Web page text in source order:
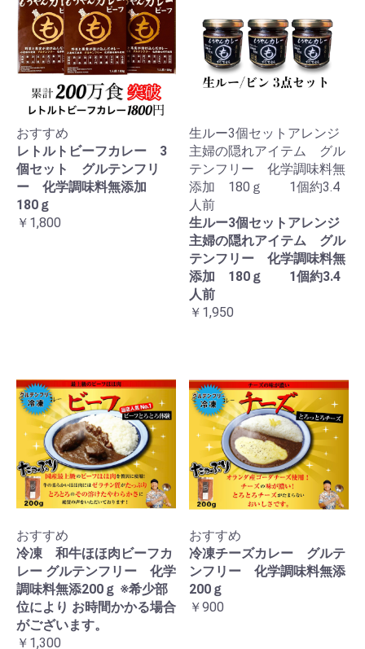
おすすめ
レトルトビーフカレー 3
個セット グルテンフリ
ー 化学調味料無添加
180ｇ
￥1,800
生ルー3個セットアレンジ
主婦の隠れアイテム グル
テンフリー 化学調味料無
添加 180ｇ 1個約3.4
人前
生ルー3個セットアレンジ
主婦の隠れアイテム グル
テンフリー 化学調味料無
添加 180ｇ 1個約3.4
人前
￥1,950
おすすめ
冷凍 和牛ほほ肉ビーフカ
レー グルテンフリー 化学
調味料無添200ｇ ※希少部
位により お時間かかる場合
がございます。
￥1,300
おすすめ
冷凍チーズカレー グルテ
ンフリー 化学調味料無添
200ｇ
￥900